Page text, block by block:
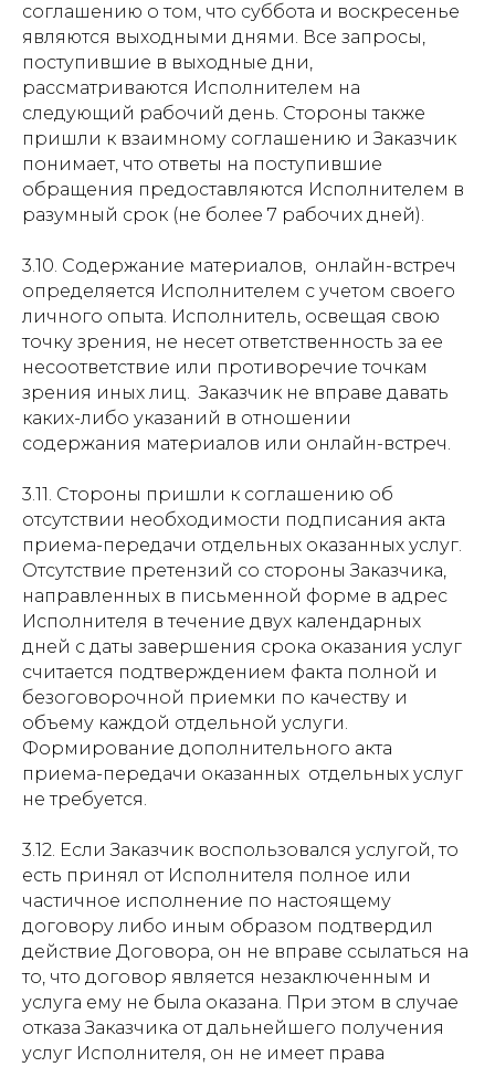
соглашению о том, что суббота и воскресенье
являются выходными днями. Все запросы,
поступившие в выходные дни,
рассматриваются Исполнителем на
следующий рабочий день. Стороны также
пришли к взаимному соглашению и Заказчик
понимает, что ответы на поступившие
обращения предоставляются Исполнителем в
разумный срок (не более 7 рабочих дней).
3.10. Содержание материалов, онлайн-встреч
определяется Исполнителем с учетом своего
личного опыта. Исполнитель, освещая свою
точку зрения, не несет ответственность за ее
несоответствие или противоречие точкам
зрения иных лиц. Заказчик не вправе давать
каких-либо указаний в отношении
содержания материалов или онлайн-встреч.
3.11. Стороны пришли к соглашению об
отсутствии необходимости подписания акта
приема-передачи отдельных оказанных услуг.
Отсутствие претензий со стороны Заказчика,
направленных в письменной форме в адрес
Исполнителя в течение двух календарных
дней с даты завершения срока оказания услуг
считается подтверждением факта полной и
безоговорочной приемки по качеству и
объему каждой отдельной услуги.
Формирование дополнительного акта
приема-передачи оказанных отдельных услуг
не требуется.
3.12. Если Заказчик воспользовался услугой, то
есть принял от Исполнителя полное или
частичное исполнение по настоящему
договору либо иным образом подтвердил
действие Договора, он не вправе ссылаться на
то, что договор является незаключенным и
услуга ему не была оказана. При этом в случае
отказа Заказчика от дальнейшего получения
услуг Исполнителя, он не имеет права